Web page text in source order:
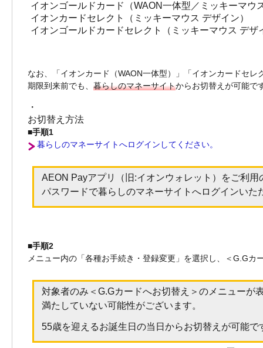
イオンゴールドカード（WAON一体型／ミッキーマウ
イオンカードセレクト（ミッキーマウス デザイン）
イオンゴールドカードセレクト（ミッキーマウス デザ
なお、「イオンカード（WAON一体型）」「イオンカードセ
期限到来前でも、 暮らしのマネーサイトからお切替えが可能で
・
お切替え方法
■手順1
暮らしのマネーサイトへログインしてください。
AEON Payアプリ（旧:イオンウォレット）をご利
パスワードで暮らしのマネーサイトへログインいた
■手順2
メニュー内の「各種お手続き・登録変更」を選択し、＜G.Gカ
対象者のみ＜G.Gカードへお切替え＞のメニューが
満たしていない可能性がございます。
55歳を迎えるお誕生日の当日からお切替えが可能で